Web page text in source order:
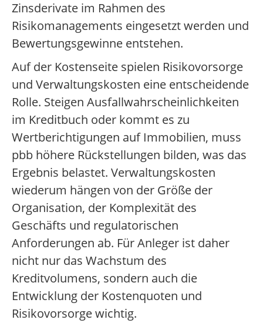
Zinsderivate im Rahmen des
Risikomanagements eingesetzt werden und
Bewertungsgewinne entstehen.
Auf der Kostenseite spielen Risikovorsorge
und Verwaltungskosten eine entscheidende
Rolle. Steigen Ausfallwahrscheinlichkeiten
im Kreditbuch oder kommt es zu
Wertberichtigungen auf Immobilien, muss
pbb höhere Rückstellungen bilden, was das
Ergebnis belastet. Verwaltungskosten
wiederum hängen von der Größe der
Organisation, der Komplexität des
Geschäfts und regulatorischen
Anforderungen ab. Für Anleger ist daher
nicht nur das Wachstum des
Kreditvolumens, sondern auch die
Entwicklung der Kostenquoten und
Risikovorsorge wichtig.